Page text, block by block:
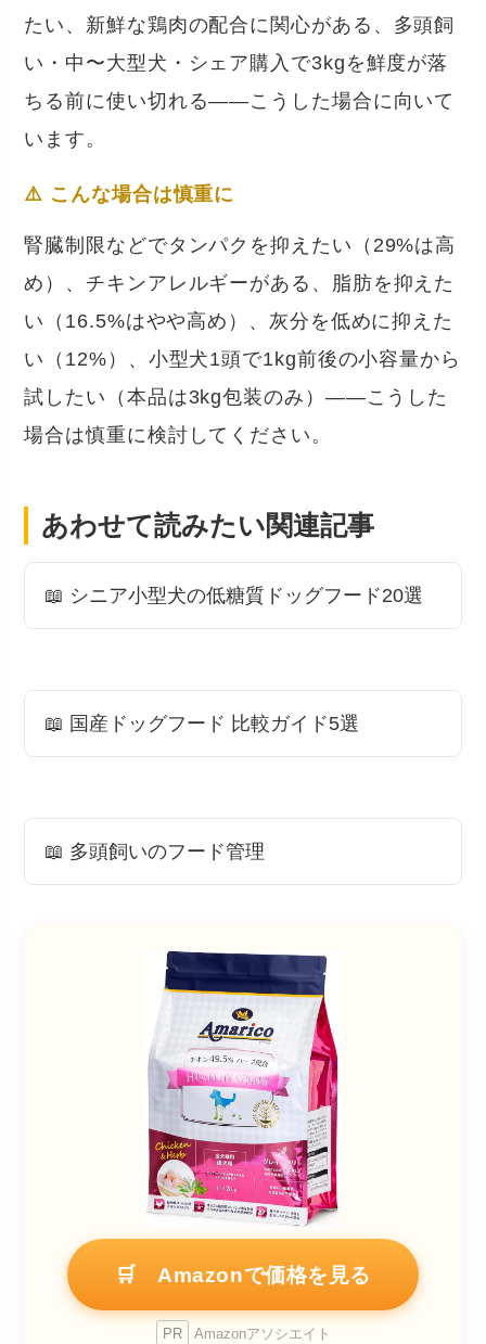
たい、新鮮な鶏肉の配合に関心がある、多頭飼
い・中〜大型犬・シェア購入で3kgを鮮度が落
ちる前に使い切れる——こうした場合に向いて
います。
⚠️ こんな場合は慎重に
腎臓制限などでタンパクを抑えたい（29%は高
め）、チキンアレルギーがある、脂肪を抑えた
い（16.5%はやや高め）、灰分を低めに抑えた
い（12%）、小型犬1頭で1kg前後の小容量から
試したい（本品は3kg包装のみ）——こうした
場合は慎重に検討してください。
あわせて読みたい関連記事
📖 シニア小型犬の低糖質ドッグフード20選
📖 国産ドッグフード 比較ガイド5選
📖 多頭飼いのフード管理
🛒 Amazonで価格を見る
PR Amazonアソシエイト